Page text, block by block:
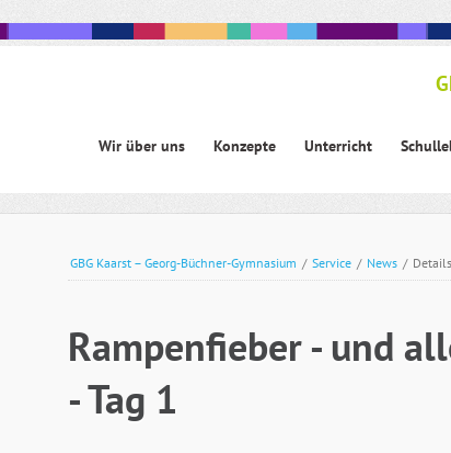
Navigation
Wir über uns Konzepte Unterricht
GBG Kaarst – Georg-Büchner-Gymnasium / Service / News / Details
Rampenfieber - und
- Tag 1